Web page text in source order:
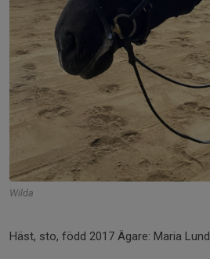
Wilda
Häst, sto, född 2017 Ägare: Maria Lund